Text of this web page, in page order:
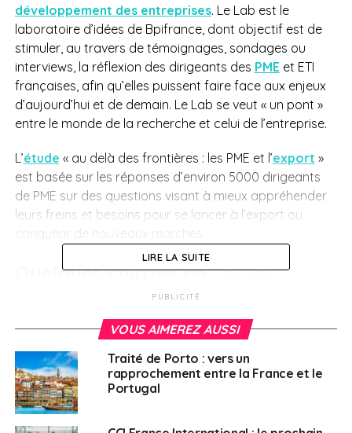
développement des entreprises. Le Lab est le
laboratoire d’idées de Bpifrance, dont objectif est de
stimuler, au travers de témoignages, sondages ou
interviews, la réflexion des dirigeants des PMEet ETI
françaises, afin qu’elles puissent faire face aux enjeux
d’aujourd’hui et de demain. Le Lab se veut « un pont »
entre le monde de la recherche et celui de l’entreprise.
L’étude « au delà des frontières : les PME et l’export »
est basée sur les réponses d’environ 5000 dirigeants
de PME sur des questions visant à mieux appréhender
leurs freins et besoins pour se lancer à l’export ou
Quelques chiffres del’étude
En 2024, 23 % des petites et moyennes
entreprises (PME) envisagent de se lancer dans
l’export
. Les entreprises qui exportent déjà
régulièrement (15 % des PME), prévoit, en grande
majorité, de continuer leur activité à
l’international en 2024. Plus de deux tiers des
exportateurs occasionnels (12 %) ont la même
LIRE LA SUITE
PUBLICITÉ
VOUS AIMEREZ AUSSI
Traité de Porto : vers un
rapprochement entre la France et le
Portugal